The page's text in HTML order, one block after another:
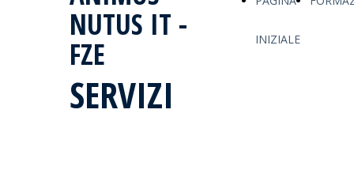
NUTUS IT -
FZE INIZIALE
SERVIZI